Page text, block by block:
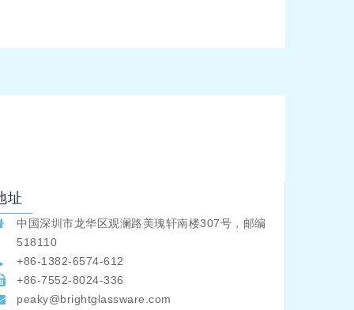
址
中国深圳市龙华区观澜路美瑰轩南楼307号，邮编
518110
+86-1382-6574-612
+86-7552-8024-336
peaky@brightglassware.com